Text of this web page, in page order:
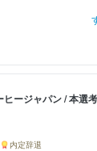
ージャパン / 本選
内定辞退